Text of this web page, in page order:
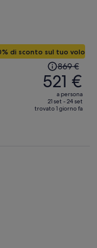
di sconto sul tuo volo
prezzo
era
869 €,
ora
869 €
521 €
a persona
21 set - 24 set
trovato 1 giorno fa